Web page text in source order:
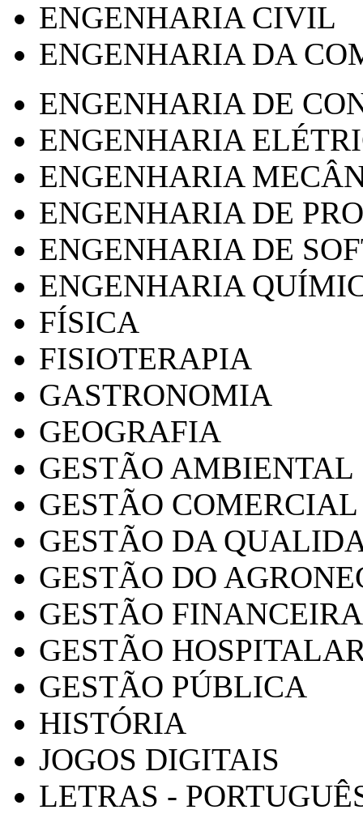
ENGENHARIA CIVIL
ENGENHARIA DA
ENGENHARIA DE
ENGENHARIA
ENGENHARIA
ENGENHARIA DE
ENGENHARIA DE
ENGENHARIA
FÍSICA
FISIOTERAPIA
GASTRONOMIA
GEOGRAFIA
GESTÃO AMBIENTAL
GESTÃO COMERCIAL
GESTÃO DA
GESTÃO DO
GESTÃO FINANCEIRA
GESTÃO
GESTÃO PÚBLICA
HISTÓRIA
JOGOS DIGITAIS
LETRAS -